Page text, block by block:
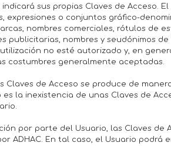
sus propias Claves de Acceso.
expresiones o conjuntos gráfico-
nombres comerciales, rótulos de
publicitarias, nombres y seudónimos
no esté autorizado y, en
costumbres generalmente aceptadas.
Claves de Acceso se produce de
la inexistencia de unas Claves de
por parte del Usuario, las Claves de
ADHAC. En tal caso, el Usuario podrá